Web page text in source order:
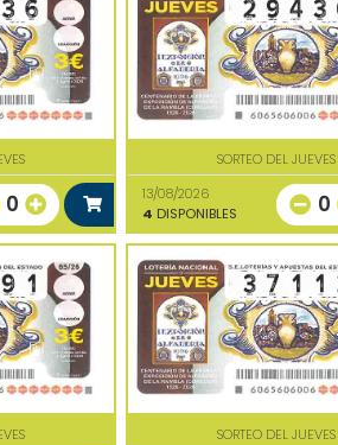
0
SORTEO DEL JUEVES
13/08/2026
4 DISPONIBLES 0
SORTEO DEL JUEVES